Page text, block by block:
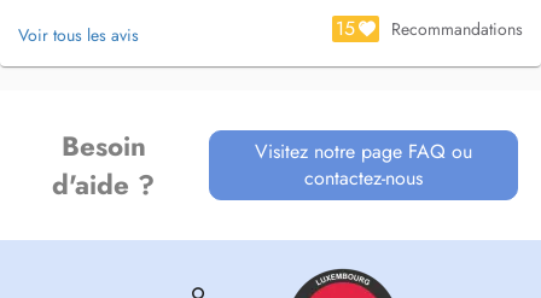
Voir tous les avis 15 Recommandations
Besoin
d'aide ?
Visitez notre page FAQ ou
contactez-nous